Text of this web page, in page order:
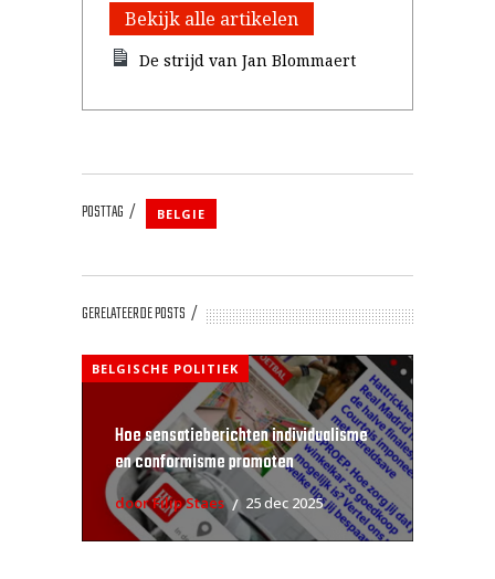
Bekijk alle artikelen
De strijd van Jan Blommaert
POSTTAG BELGIE
GERELATEERDE POSTS
BELGISCHE POLITIEK
Hoe sensatieberichten individualisme
en conformisme promoten
door Filip Staes 25 dec 2025